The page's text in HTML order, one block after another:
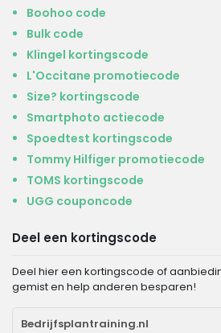
Boohoo code
Bulk code
Klingel kortingscode
L'Occitane promotiecode
Size? kortingscode
Smartphoto actiecode
Spoedtest kortingscode
Tommy Hilfiger promotiecode
TOMS kortingscode
UGG couponcode
Deel een kortingscode
Deel hier een kortingscode of
gemist en help anderen besparen!